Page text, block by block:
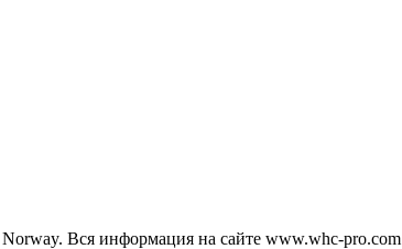
Вся информация на сайте www.whc-pro.com